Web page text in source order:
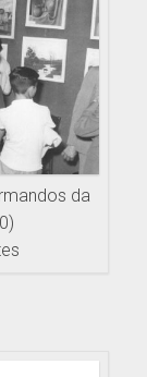
da